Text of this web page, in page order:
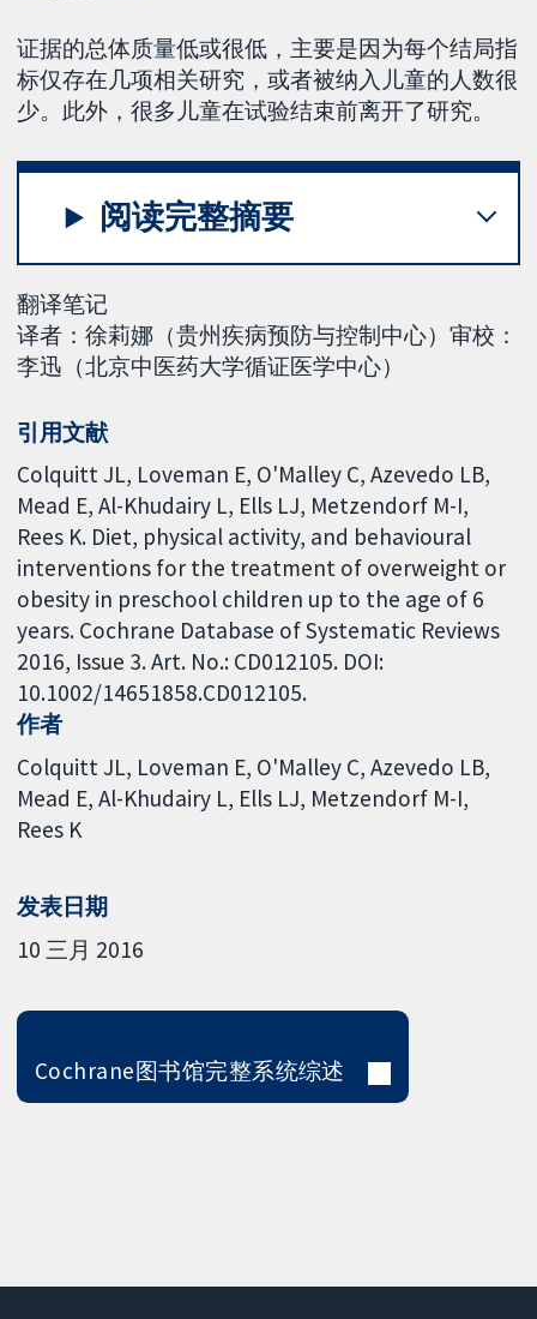
证据的总体质量低或很低，主要是因为每个结局指
标仅存在几项相关研究，或者被纳入儿童的人数很
少。此外，很多儿童在试验结束前离开了研究。
阅读完整摘要
翻译笔记
译者：徐莉娜（贵州疾病预防与控制中心）审校：
李迅（北京中医药大学循证医学中心）
引用文献
Colquitt JL, Loveman E, O'Malley C, Azevedo LB,
Mead E, Al-Khudairy L, Ells LJ, Metzendorf M-I,
Rees K. Diet, physical activity, and behavioural
interventions for the treatment of overweight or
obesity in preschool children up to the age of 6
years. Cochrane Database of Systematic Reviews
2016, Issue 3. Art. No.: CD012105. DOI:
10.1002/14651858.CD012105.
作者
Colquitt JL Loveman E O'Malley C Azevedo LB
Mead E Al-Khudairy L Ells LJ Metzendorf M-I
Rees K
发表日期
10 三月 2016
Cochrane图书馆完整系统综述